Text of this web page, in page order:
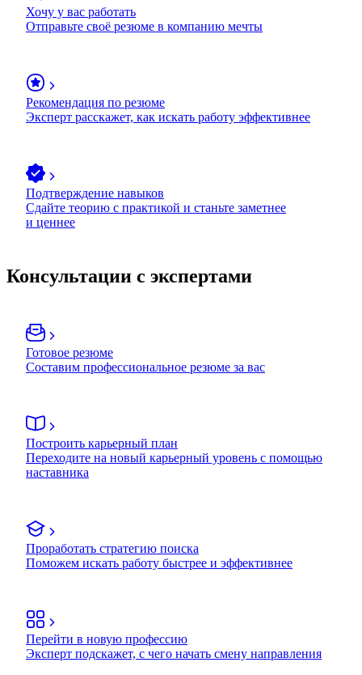
Хочу у вас работать
Отправьте своё резюме в компанию мечты
Рекомендация по резюме
Эксперт расскажет, как искать работу эффективнее
Подтверждение навыков
Сдайте теорию с практикой и станьте заметнее
и ценнее
Консультации с экспертами
Готовое резюме
Составим профессиональное резюме за вас
Построить карьерный план
Переходите на новый карьерный уровень с помощью
наставника
Проработать стратегию поиска
Поможем искать работу быстрее и эффективнее
Перейти в новую профессию
Эксперт подскажет, с чего начать смену направления